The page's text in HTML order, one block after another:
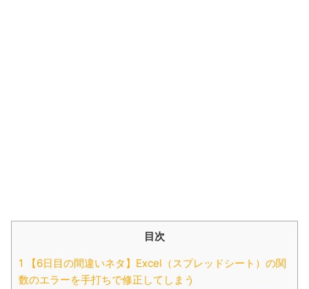
目次
1 【6日目の間違いネタ】Excel（スプレッドシート）の関
数のエラーを手打ちで修正してしまう